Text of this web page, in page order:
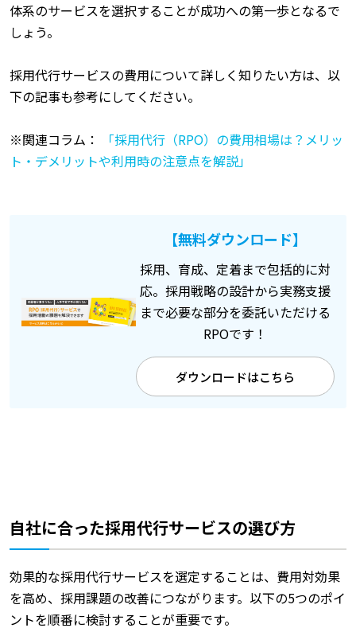
体系のサービスを選択することが成功への第一歩となるで
しょう。
採用代行サービスの費用について詳しく知りたい方は、以
下の記事も参考にしてください。
※関連コラム：
「採用代行（RPO）の費用相場は？メリッ
ト・デメリットや利用時の注意点を解説」
【無料ダウンロード】
採用、育成、定着まで包括的に対
応。採用戦略の設計から実務支援
まで必要な部分を委託いただける
RPOです！
ダウンロードはこちら
自社に合った採用代行サービスの選び方
効果的な採用代行サービスを選定することは、費用対効果
を高め、採用課題の改善につながります。以下の5つのポイ
ントを順番に検討することが重要です。